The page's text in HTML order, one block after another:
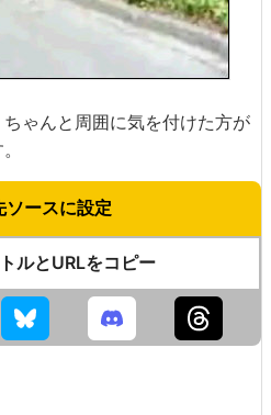
ゃんと周囲に気を付けた方が
ソースに設定
ルとURLをコピー